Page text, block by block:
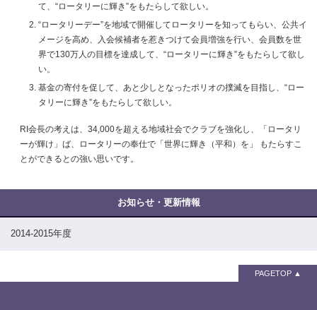
て、“ロータリーに輝き”をもたらして欲しい。
“ロータリーデー”を地域で開催してロータリーを知ってもらい、公共イ
メージを高め、入会候補者を惹きつけて会員増強を行い、会員数を世
界で130万人の目標を達成して、“ロータリーに輝き”をもたらして欲し
い。
基金の寄付を促して、あと少しとなったポリオの撲滅を目指し、“ロー
タリーに輝き”をもたらして欲しい。
RI会長の考えは、34,000を超える地域社会でクラブを強化し、「ロータリ
ーが輝け」ば、ロータリーの奉仕で「世界に輝き（平和）を」 もたらすこ
とができるとの強い思いです。
2014-2015年度
PAGETOP